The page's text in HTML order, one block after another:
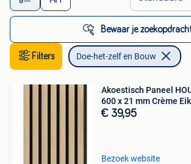
Bewaar je
Filters Doe-het-zelf en Bouw
Akoestisch Paneel
600 x 21 mm Crème Eik
€ 39,95
Bezoek website